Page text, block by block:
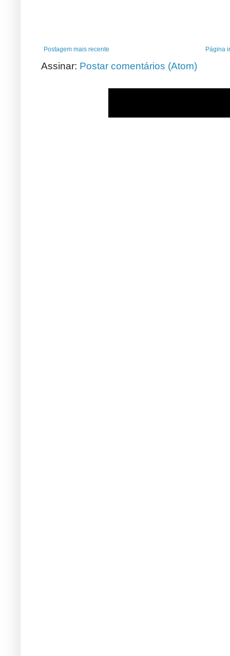
Postagem mais recente Página
Assinar: Postar comentários (Atom)